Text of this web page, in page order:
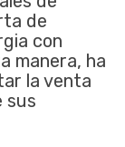
de
con
manera, ha
la venta
sus